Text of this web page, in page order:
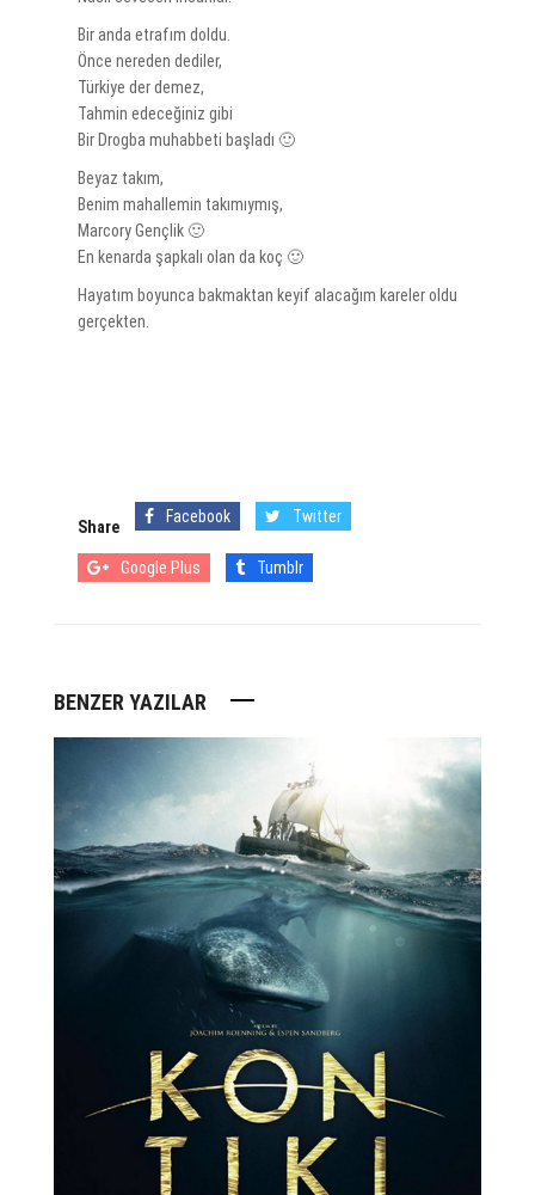
Bir anda etrafım doldu.
Önce nereden dediler,
Türkiye der demez,
Tahmin edeceğiniz gibi
Bir Drogba muhabbeti başladı 🙂
Beyaz takım,
Benim mahallemin takımıymış,
Marcory Gençlik 🙂
En kenarda şapkalı olan da koç 🙂
Hayatım boyunca bakmaktan keyif alacağım kareler oldu
gerçekten.
Share
Facebook Twitter
Google Plus Tumblr
BENZER YAZILAR